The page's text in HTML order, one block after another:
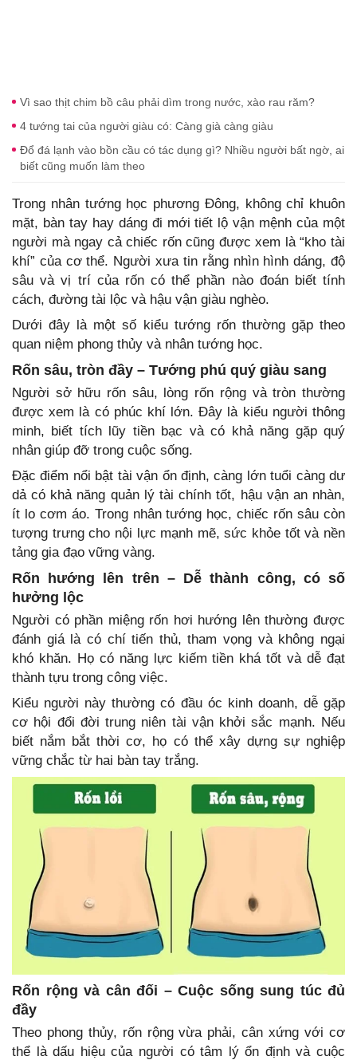
Vì sao thịt chim bồ câu phải dìm trong nước, xào rau răm?
4 tướng tai của người giàu có: Càng già càng giàu
Đổ đá lạnh vào bồn cầu có tác dụng gì? Nhiều người bất ngờ, ai
biết cũng muốn làm theo
Trong nhân tướng học phương Đông, không chỉ khuôn
mặt, bàn tay hay dáng đi mới tiết lộ vận mệnh của một
người mà ngay cả chiếc rốn cũng được xem là “kho tài
khí” của cơ thể. Người xưa tin rằng nhìn hình dáng, độ
sâu và vị trí của rốn có thể phần nào đoán biết tính
cách, đường tài lộc và hậu vận giàu nghèo.
Dưới đây là một số kiểu tướng rốn thường gặp theo
quan niệm phong thủy và nhân tướng học.
Rốn sâu, tròn đầy – Tướng phú quý giàu sang
Người sở hữu rốn sâu, lòng rốn rộng và tròn thường
được xem là có phúc khí lớn. Đây là kiểu người thông
minh, biết tích lũy tiền bạc và có khả năng gặp quý
nhân giúp đỡ trong cuộc sống.
Đặc điểm nổi bật tài vận ổn định, càng lớn tuổi càng dư
dả có khả năng quản lý tài chính tốt, hậu vận an nhàn,
ít lo cơm áo. Trong nhân tướng học, chiếc rốn sâu còn
tượng trưng cho nội lực mạnh mẽ, sức khỏe tốt và nền
tảng gia đạo vững vàng.
Rốn hướng lên trên – Dễ thành công, có số
hưởng lộc
Người có phần miệng rốn hơi hướng lên thường được
đánh giá là có chí tiến thủ, tham vọng và không ngại
khó khăn. Họ có năng lực kiếm tiền khá tốt và dễ đạt
thành tựu trong công việc.
Kiểu người này thường có đầu óc kinh doanh, dễ gặp
cơ hội đổi đời trung niên tài vận khởi sắc mạnh. Nếu
biết nắm bắt thời cơ, họ có thể xây dựng sự nghiệp
vững chắc từ hai bàn tay trắng.
Rốn rộng và cân đối – Cuộc sống sung túc đủ
đầy
Theo phong thủy, rốn rộng vừa phải, cân xứng với cơ
thể là dấu hiệu của người có tâm lý ổn định và cuộc